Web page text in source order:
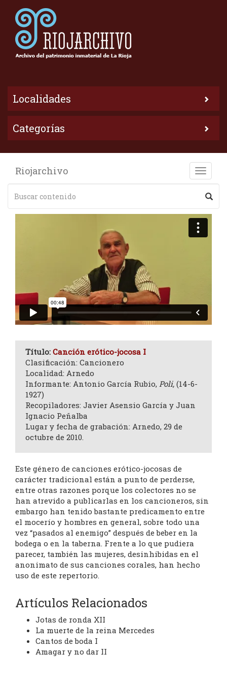
Localidades
Categorías
Toggle
Riojarchivo
Título: Canción erótico-jocosa I
Clasificación: Cancionero
Localidad: Arnedo
Informante: Antonio García Rubio, Poli, (14-6-
1927)
Recopiladores: Javier Asensio García y Juan
Ignacio Peñalba
Lugar y fecha de grabación: Arnedo, 29 de
octubre de 2010.
Este género de canciones erótico-jocosas de
carácter tradicional están a punto de perderse,
entre otras razones porque los colectores no se
han atrevido a publicarlas en los cancioneros, sin
embargo han tenido bastante predicamento entre
el mocerío y hombres en general, sobre todo una
vez “pasados al enemigo” después de beber en la
bodega o en la taberna. Frente a lo que pudiera
parecer, también las mujeres, desinhibidas en el
anonimato de sus canciones corales, han hecho
uso de este repertorio.
Artículos Relacionados
Jotas de ronda XII
La muerte de la reina Mercedes
Cantos de boda I
Amagar y no dar II